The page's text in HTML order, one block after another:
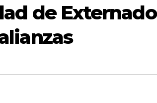
de Externado